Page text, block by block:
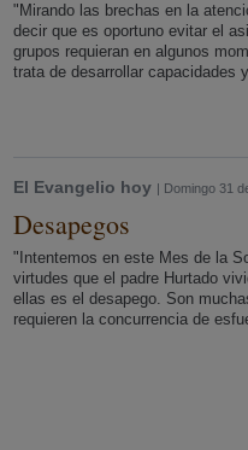
"Mirando las brechas en la
decir que es oportuno evitar el
grupos requieran en algunos
trata de desarrollar capacidades
El Evangelio hoy | Domingo 31
Desapegos
"Intentemos en este Mes de la
virtudes que el padre Hurtado
ellas es el desapego. Son
requieren la concurrencia de